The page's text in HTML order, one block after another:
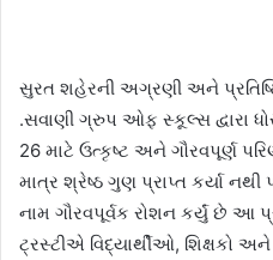
સુરત શહેરની અગ્રણી અને
.સવાણી ગ્રુપ ઓફ સ્કૂલ્સ દ્વારા
26 માટે ઉત્કૃષ્ટ અને ગૌરવપૂર્ણ
માત્ર શ્રેષ્ઠ ગુણ પ્રાપ્ત કર્યા
નામ ગૌરવપૂર્વક રોશન કર્યું છે
ટ્રસ્ટીએ વિદ્યાર્થીઓ, શિક્ષકો